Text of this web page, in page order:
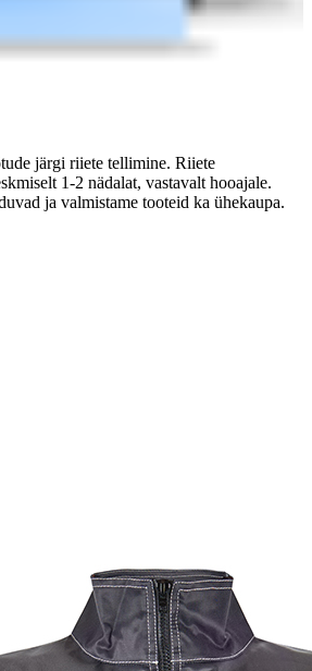
järgi riiete tellimine. Riiete
1-2 nädalat, vastavalt hooajale.
ja valmistame tooteid ka ühekaupa.